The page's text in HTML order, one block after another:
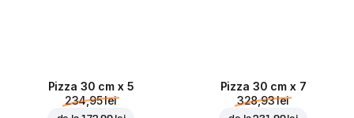
Pizza 30 cm x 5
234,95 lei
Pizza 30 cm x 7
328,93 lei